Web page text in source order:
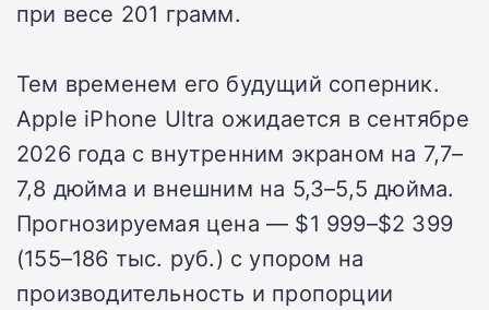
при весе 201 грамм.
Тем временем его будущий соперник.
Apple iPhone Ultra ожидается в сентябре
2026 года с внутренним экраном на 7,7–
7,8 дюйма и внешним на 5,3–5,5 дюйма.
Прогнозируемая цена — $1 999–$2 399
(155–186 тыс. руб.) с упором на
производительность и пропорции